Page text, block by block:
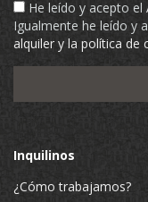
He leído y acepto el
Igualmente he leído y
alquiler y la política de
Inquilinos
¿Cómo trabajamos?